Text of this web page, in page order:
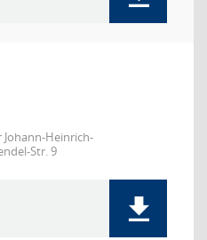
Johann-Heinrich-
Str. 9